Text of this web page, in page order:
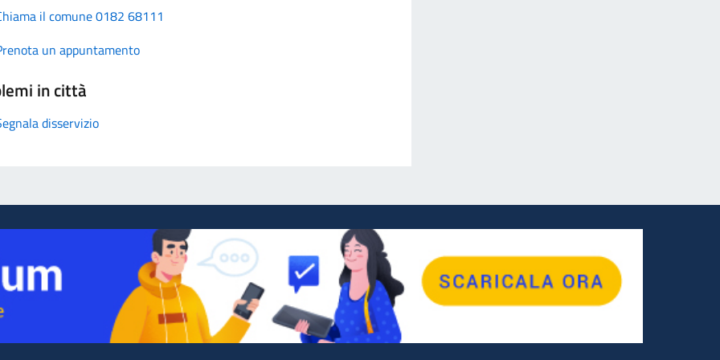
il comune 0182 68111
un appuntamento
in città
disservizio